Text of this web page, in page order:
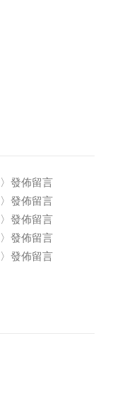
〉發佈留言
〉發佈留言
〉發佈留言
〉發佈留言
〉發佈留言